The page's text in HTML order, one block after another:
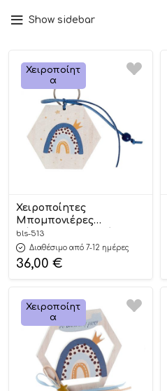
Show sidebar
Χειροποίητ
Α
Χειροποίητες
Μπομπονιέρες
Βάπτισης Μπρελόκ
Εξάγωνο Ουράνιο Τόξο
Μπλε για Αγόρι 513
(8χ8cm) 24τμχ ||
bls-513
Διαθέσιμο από 7-12 ημέρες
36,00 €
Χειροποίητ
Α